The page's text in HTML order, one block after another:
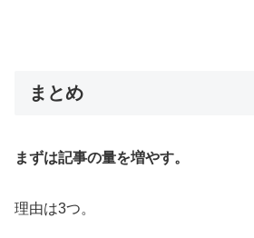
まとめ
まずは記事の量を増やす。
理由は3つ。